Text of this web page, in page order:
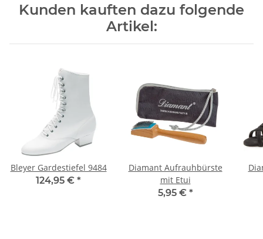
Kunden kauften dazu folgende
Artikel:
Bleyer Gardestiefel 9484
124,95 € *
Diamant Aufrauhbürste
mit Etui
5,95 € *